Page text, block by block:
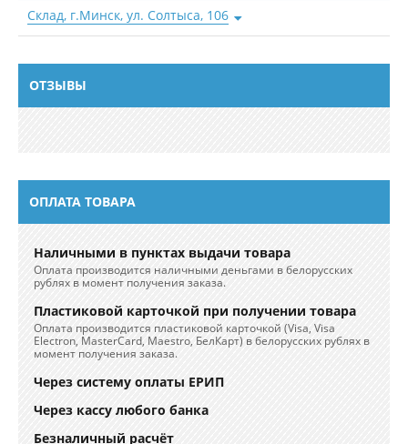
Склад, г.Минск, ул. Солтыса, 106
в наличии 4 шт.
+375 (29) 111-22-29
ОТЗЫВЫ
ОПЛАТА ТОВАРА
Наличными в пунктах выдачи товара
Оплата производится наличными деньгами в белорусских
рублях в момент получения заказа.
Пластиковой карточкой при получении товара
Оплата производится пластиковой карточкой (Visa, Visa
Electron, MasterCard, Maestro, БелКарт) в белорусских рублях в
момент получения заказа.
Через систему оплаты ЕРИП
Через кассу любого банка
Безналичный расчёт